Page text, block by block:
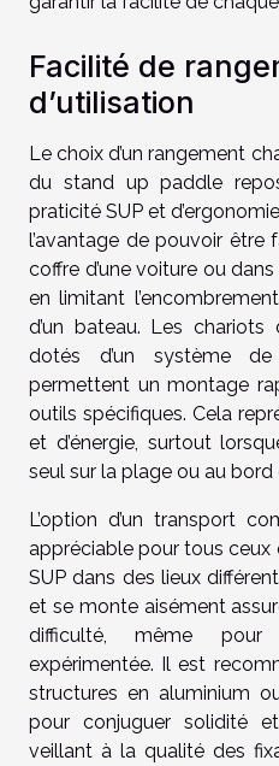
Facilité de
d’utilisation
Le choix d’un rangement
du stand up paddle
praticité SUP et
l’avantage de pouvoir être
coffre d’une voiture ou
en limitant
d’un bateau. Les chariots
dotés d’un système de
permettent un montage
outils spécifiques. Cela
et d’énergie, surtout
seul sur la plage ou au bord
L’option d’un transport
appréciable pour tous ceux
SUP dans des lieux
et se monte aisément
difficulté, même
expérimentée. Il est
structures en aluminium
pour conjuguer solidité
veillant à la qualité des